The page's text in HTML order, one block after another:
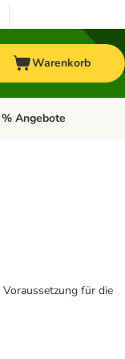
Warenkorb
Menü öffnen:
% Angebote
für die